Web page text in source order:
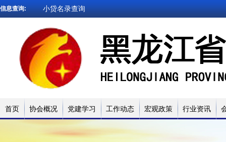
信息查询: 小贷名录查询
网贷试点名录
被执行人查询
企业信用查询
法院文书查询
网贷试点名录
首页 协会概况 党建学习 工作动态 宏观政策 行业资讯